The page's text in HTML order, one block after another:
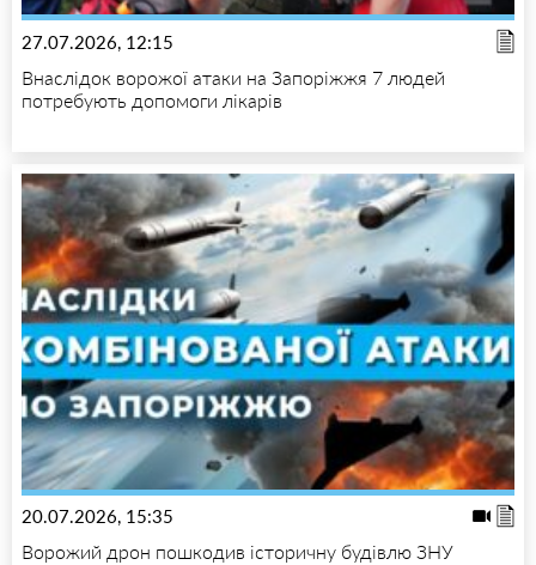
27.07.2026, 12:15
Внаслідок ворожої атаки на Запоріжжя 7 людей
потребують допомоги лікарів
20.07.2026, 15:35
Ворожий дрон пошкодив історичну будівлю ЗНУ